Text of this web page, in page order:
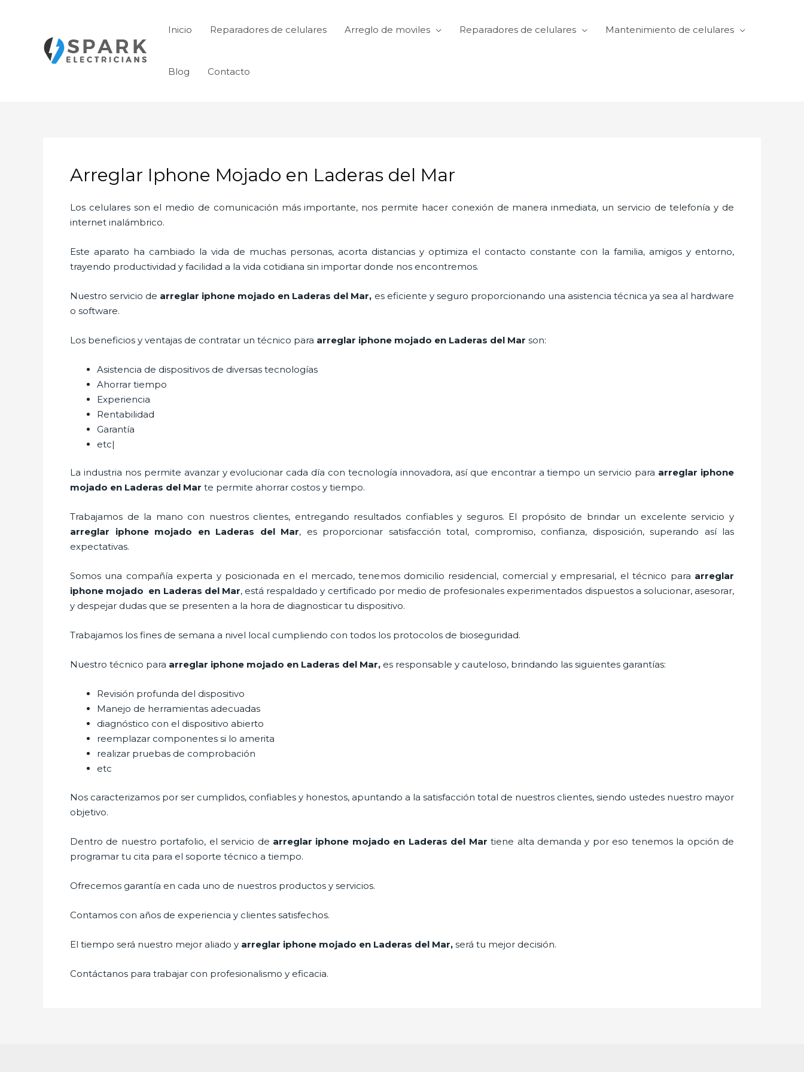
Inicio Reparadores de celulares Arreglo de moviles Reparadores de celulares Mantenimiento de celulares
Blog Contacto
Arreglar Iphone Mojado en Laderas del Mar
Los celulares son el medio de comunicación más importante, nos permite hacer conexión de manera inmediata, un servicio de telefonía y de
internet inalámbrico.
Este aparato ha cambiado la vida de muchas personas, acorta distancias y optimiza el contacto constante con la familia, amigos y entorno,
trayendo productividad y facilidad a la vida cotidiana sin importar donde nos encontremos.
Nuestro servicio de arreglar iphone mojado en Laderas del Mar, es eficiente y seguro proporcionando una asistencia técnica ya sea al hardware
o software.
Los beneficios y ventajas de contratar un técnico para arreglar iphone mojado en Laderas del Mar son:
Asistencia de dispositivos de diversas tecnologías
Ahorrar tiempo
Experiencia
Rentabilidad
Garantía
etc|
La industria nos permite avanzar y evolucionar cada día con tecnología innovadora, así que encontrar a tiempo un servicio para arreglar iphone
mojado en Laderas del Mar te permite ahorrar costos y tiempo.
Trabajamos de la mano con nuestros clientes, entregando resultados confiables y seguros. El propósito de brindar un excelente servicio y
arreglar iphone mojado en Laderas del Mar, es proporcionar satisfacción total, compromiso, confianza, disposición, superando así las
expectativas.
Somos una compañía experta y posicionada en el mercado, tenemos domicilio residencial, comercial y empresarial, el técnico para arreglar
iphone mojado en Laderas del Mar, está respaldado y certificado por medio de profesionales experimentados dispuestos a solucionar, asesorar,
y despejar dudas que se presenten a la hora de diagnosticar tu dispositivo.
Trabajamos los fines de semana a nivel local cumpliendo con todos los protocolos de bioseguridad.
Nuestro técnico para arreglar iphone mojado en Laderas del Mar, es responsable y cauteloso, brindando las siguientes garantías:
Revisión profunda del dispositivo
Manejo de herramientas adecuadas
diagnóstico con el dispositivo abierto
reemplazar componentes si lo amerita
realizar pruebas de comprobación
etc
Nos caracterizamos por ser cumplidos, confiables y honestos, apuntando a la satisfacción total de nuestros clientes, siendo ustedes nuestro mayor
objetivo.
Dentro de nuestro portafolio, el servicio de arreglar iphone mojado en Laderas del Mar tiene alta demanda y por eso tenemos la opción de
programar tu cita para el soporte técnico a tiempo.
Ofrecemos garantía en cada uno de nuestros productos y servicios.
Contamos con años de experiencia y clientes satisfechos.
El tiempo será nuestro mejor aliado y arreglar iphone mojado en Laderas del Mar, será tu mejor decisión.
Contáctanos para trabajar con profesionalismo y eficacia.